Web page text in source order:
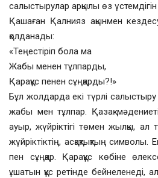
салыстырулар арқылы өз үстемдігін
Қашаған Қалнияз ақынмен
қолданады:
«Теңестіріп бола ма
Жабы менен тұлпарды,
Қарақұс пенен сұңқарды?!»
Бұл жолдарда екі түрлі салыстыру
жабы мен тұлпар. Қазақ
ауыр, жүйріктігі төмен жылқы,
жүйріктіктің, асқақтықтың символы.
пен сұңқар. Қарақұс көбіне
ұшатын құс ретінде бейнеленеді,